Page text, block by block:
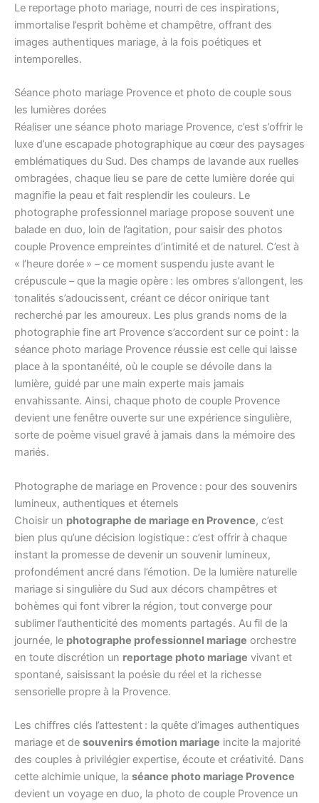
Le reportage photo mariage, nourri de ces inspirations,
immortalise l’esprit bohème et champêtre, offrant des
images authentiques mariage, à la fois poétiques et
intemporelles.
Séance photo mariage Provence et photo de couple sous
les lumières dorées
Réaliser une séance photo mariage Provence, c’est s’offrir le
luxe d’une escapade photographique au cœur des paysages
emblématiques du Sud. Des champs de lavande aux ruelles
ombragées, chaque lieu se pare de cette lumière dorée qui
magnifie la peau et fait resplendir les couleurs. Le
photographe professionnel mariage propose souvent une
balade en duo, loin de l’agitation, pour saisir des photos
couple Provence empreintes d’intimité et de naturel. C’est à
« l’heure dorée » – ce moment suspendu juste avant le
crépuscule – que la magie opère : les ombres s’allongent, les
tonalités s’adoucissent, créant ce décor onirique tant
recherché par les amoureux. Les plus grands noms de la
photographie fine art Provence s’accordent sur ce point : la
séance photo mariage Provence réussie est celle qui laisse
place à la spontanéité, où le couple se dévoile dans la
lumière, guidé par une main experte mais jamais
envahissante. Ainsi, chaque photo de couple Provence
devient une fenêtre ouverte sur une expérience singulière,
sorte de poème visuel gravé à jamais dans la mémoire des
mariés.
Photographe de mariage en Provence : pour des souvenirs
lumineux, authentiques et éternels
Choisir un photographe de mariage en Provence, c’est
bien plus qu’une décision logistique : c’est offrir à chaque
instant la promesse de devenir un souvenir lumineux,
profondément ancré dans l’émotion. De la lumière naturelle
mariage si singulière du Sud aux décors champêtres et
bohèmes qui font vibrer la région, tout converge pour
sublimer l’authenticité des moments partagés. Au fil de la
journée, le photographe professionnel mariage orchestre
en toute discrétion un reportage photo mariage vivant et
spontané, saisissant la poésie du réel et la richesse
sensorielle propre à la Provence.
Les chiffres clés l’attestent : la quête d’images authentiques
mariage et de souvenirs émotion mariage incite la majorité
des couples à privilégier expertise, écoute et créativité. Dans
cette alchimie unique, la séance photo mariage Provence
devient un voyage en duo, la photo de couple Provence un